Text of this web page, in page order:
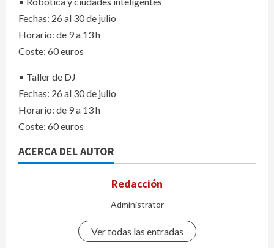
Fechas: 26 al 30 de julio
Horario: de 9 a 13 h
Coste: 60 euros
• Taller de DJ
Fechas: 26 al 30 de julio
Horario: de 9 a 13 h
Coste: 60 euros
ACERCA DEL AUTOR
Redacción
Administrator
Ver todas las entradas